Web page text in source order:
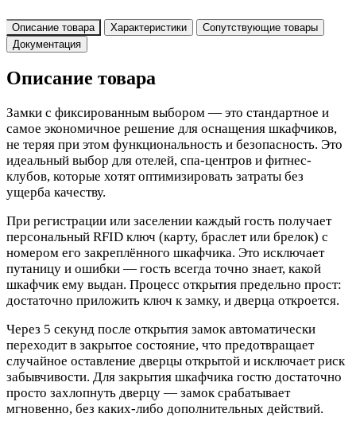
Описание товара Характеристики
Сопутствующие товары
Документация
Описание товара
Замки с фиксированным выбором — это стандартное и
самое экономичное решение для оснащения шкафчиков,
не теряя при этом функциональность и безопасность. Это
идеальный выбор для отелей, спа-центров и фитнес-
клубов, которые хотят оптимизировать затраты без
ущерба качеству.
При регистрации или заселении каждый гость получает
персональный RFID ключ (карту, браслет или брелок) с
номером его закреплённого шкафчика. Это исключает
путаницу и ошибки — гость всегда точно знает, какой
шкафчик ему выдан. Процесс открытия предельно прост:
достаточно приложить ключ к замку, и дверца откроется.​
Через 5 секунд после открытия замок автоматически
переходит в закрытое состояние, что предотвращает
случайное оставление дверцы открытой и исключает риск
забывчивости. Для закрытия шкафчика гостю достаточно
просто захлопнуть дверцу — замок срабатывает
мгновенно, без каких-либо дополнительных действий.​